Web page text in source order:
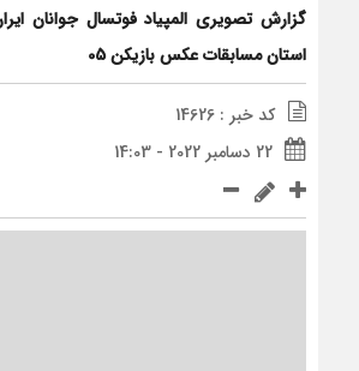
گزارش تصویری المپیاد فوتسال جوانان
استان مسابقات عکس بازیکن 05
کد خبر : 14626
22 دسامبر 2022 - 14:03